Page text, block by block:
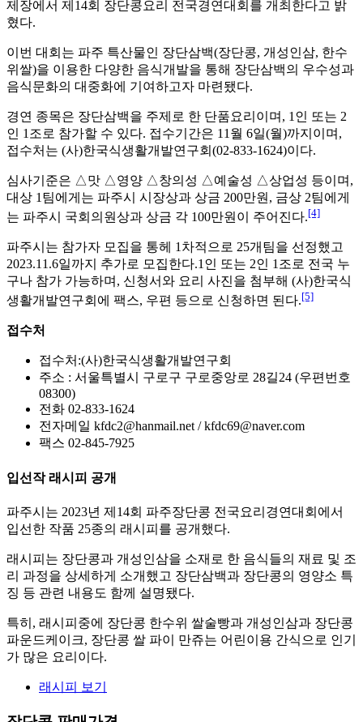
제장에서 제14회 장단콩요리 전국경연대회를 개최한다고 밝
혔다.
이번 대회는 파주 특산물인 장단삼백(장단콩, 개성인삼, 한수
위쌀)을 이용한 다양한 음식개발을 통해 장단삼백의 우수성과
음식문화의 대중화에 기여하고자 마련됐다.
경연 종목은 장단삼백을 주제로 한 단품요리이며, 1인 또는 2
인 1조로 참가할 수 있다. 접수기간은 11월 6일(월)까지이며,
접수처는 (사)한국식생활개발연구회(02-833-1624)이다.
심사기준은 △맛 △영양 △창의성 △예술성 △상업성 등이며,
대상 1팀에게는 파주시 시장상과 상금 200만원, 금상 2팀에게
는 파주시 국회의원상과 상금 각 100만원이 주어진다.[4]
파주시는 참가자 모집을 통헤 1차적으로 25개팀을 선정했고
2023.11.6일까지 추가로 모집한다.1인 또는 2인 1조로 전국 누
구나 참가 가능하며, 신청서와 요리 사진을 첨부해 (사)한국식
생활개발연구회에 팩스, 우편 등으로 신청하면 된다.[5]
접수처
접수처:(사)한국식생활개발연구회
주소 : 서울특별시 구로구 구로중앙로 28길24 (우편번호
08300)
전화 02-833-1624
전자메일 kfdc2@hanmail.net / kfdc69@naver.com
팩스 02-845-7925
입선작 래시피 공개
파주시는 2023년 제14회 파주장단콩 전국요리경연대회에서
입선한 작품 25종의 래시피를 공개했다.
래시피는 장단콩과 개성인삼을 소재로 한 음식들의 재료 및 조
리 과정을 상세하게 소개했고 장단삼백과 장단콩의 영양소 특
징 등 관련 내용도 함께 설명됐다.
특히, 래시피중에 장단콩 한수위 쌀술빵과 개성인삼과 장단콩
파운드케이크, 장단콩 쌀 파이 만쥬는 어린이용 간식으로 인기
가 많은 요리이다.
래시피 보기